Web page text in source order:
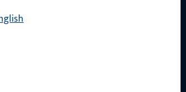
de ayudarle!